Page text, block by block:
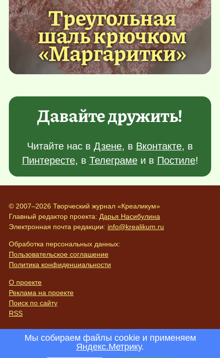
Треугольная
шаль крючком
«Маргаритки»
Давайте дружить!
Читайте нас в Дзене, в Вконтакте, в
Пинтересте, в Телеграмеи в Постиле!
© 2007–2026 Творческий журнал «Креаликум»
Главный редактор проекта: Дарья Насибулина
Электронная почта редакции: info@krealikum.ru
Обработка персональных данных:
Пользовательское соглашение
Политика конфиденциальности
О проекте
Реклама на проекте
Поиск по сайту
RSS
Мы собираем файлы cookie и применяем
Яндекс.Метрику.